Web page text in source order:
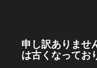
申し訳ありませ
は古くなってお